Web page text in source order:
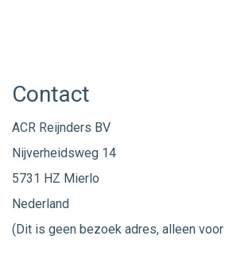
Contact
ACR Reijnders BV
Nijverheidsweg 14
5731 HZ Mierlo
Nederland
(Dit is geen bezoek adres, alleen